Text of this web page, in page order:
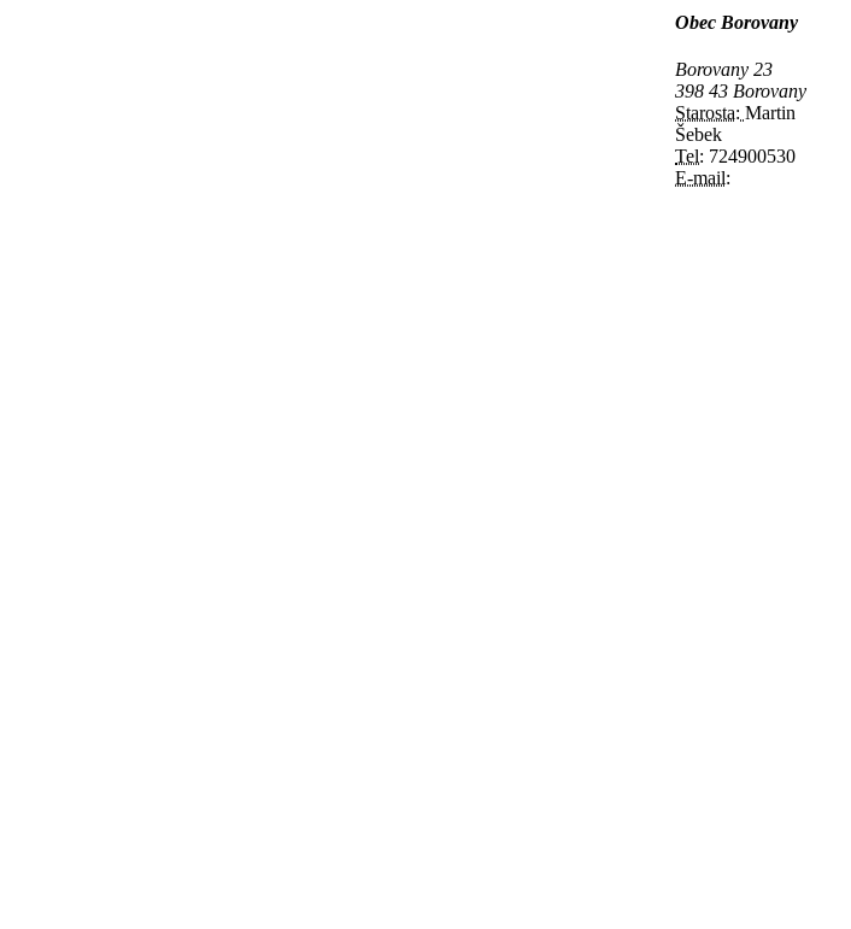
Obec Borovany
Borovany 23
398 43 Borovany
Starosta: Martin
Šebek
Tel: 724900530
E-mail: